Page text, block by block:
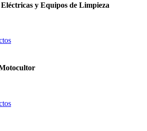
y Equipos de Limpieza